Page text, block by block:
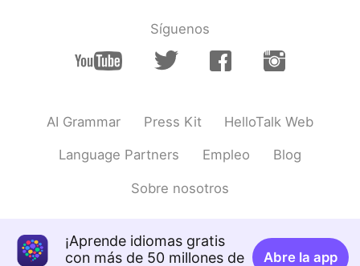
Síguenos
AI Grammar Press Kit HelloTalk Web
Language Partners Empleo Blog
Sobre nosotros
¡Aprende idiomas gratis
con más de 50 millones de
Abre la app